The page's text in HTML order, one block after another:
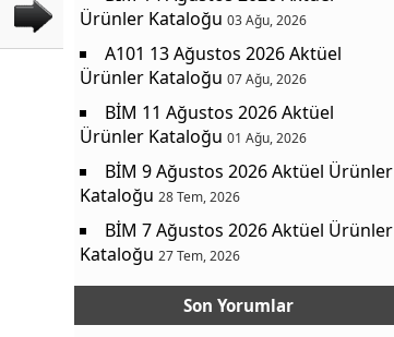
Ürünler Kataloğu 03 Ağu, 2026
A101 13 Ağustos 2026 Aktüel
Ürünler Kataloğu 07 Ağu, 2026
BİM 11 Ağustos 2026 Aktüel
Ürünler Kataloğu 01 Ağu, 2026
BİM 9 Ağustos 2026 Aktüel Ürünler
Kataloğu 28 Tem, 2026
BİM 7 Ağustos 2026 Aktüel Ürünler
Kataloğu 27 Tem, 2026
Son Yorumlar